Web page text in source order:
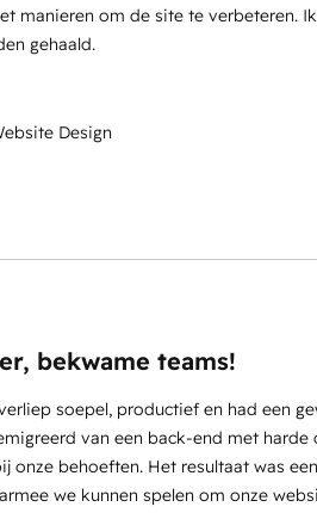
manieren om de site te verbeteren.
gehaald.
Design
bekwame teams!
soepel, productief en had een
van een back-end met
onze behoeften. Het resultaat was
we kunnen spelen om onze